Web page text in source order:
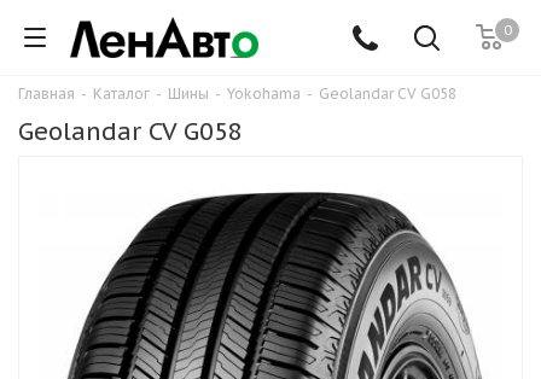
0
Главная - Каталог - Шины - Yokohama - Geolandar CV G058
Geolandar CV G058